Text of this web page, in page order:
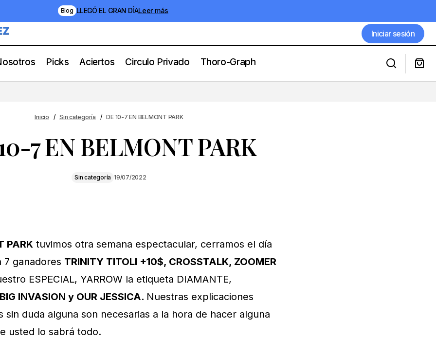
Blog LLEGÓ EL GRAN DÍALeer más
Iniciar sesión
Iniciar sesión
Picks Aciertos Circulo Privado Thoro-Graph
Inicio
Sin categoría DE 10-7 EN BELMONT PARK
7 EN BELMONT PARK
Sin categoría 19/07/2022
PARK tuvimos otra semana espectacular, cerramos el día
7 ganadores TRINITY TITOLI +10$, CROSSTALK, ZOOMER
ESPECIAL, YARROW la etiqueta DIAMANTE,
INVASION y OUR JESSICA. Nuestras explicaciones
sin duda alguna son necesarias a la hora de hacer alguna
usted lo sabrá todo.